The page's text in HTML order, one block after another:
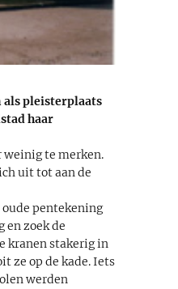
als pleisterplaats
haar
weinig te merken.
uit tot aan de
pentekening
en zoek de
kranen stakerig in
ze op de kade. Iets
werden